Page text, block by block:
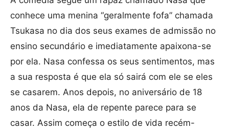
conhece uma menina “geralmente fofa” chamada
Tsukasa no dia dos seus exames de admissão no
ensino secundário e imediatamente apaixona-se
por ela. Nasa confessa os seus sentimentos, mas
a sua resposta é que ela só sairá com ele se eles
se casarem. Anos depois, no aniversário de 18
anos da Nasa, ela de repente parece para se
casar. Assim começa o estilo de vida recém-